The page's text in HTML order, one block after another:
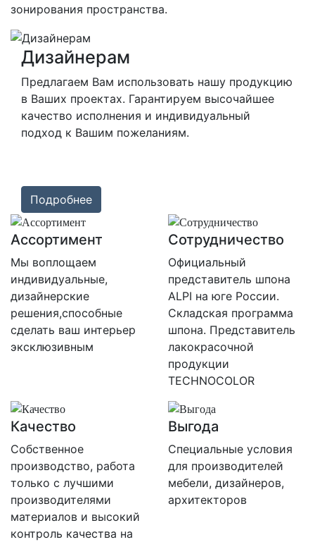
зонирования пространства.
Дизайнерам
Предлагаем Вам использовать нашу продукцию
в Ваших проектах. Гарантируем высочайшее
качество исполнения и индивидуальный
подход к Вашим пожеланиям.
Подробнее
Ассортимент
Мы воплощаем
индивидуальные,
дизайнерские
решения,способные
сделать ваш интерьер
эксклюзивным
Сотрудничество
Официальный
представитель шпона
ALPI на юге России.
Складская программа
шпона. Представитель
лакокрасочной
продукции
TECHNOCOLOR
Качество
Собственное
производство, работа
только с лучшими
производителями
материалов и высокий
контроль качества на
Выгода
Специальные условия
для производителей
мебели, дизайнеров,
архитекторов